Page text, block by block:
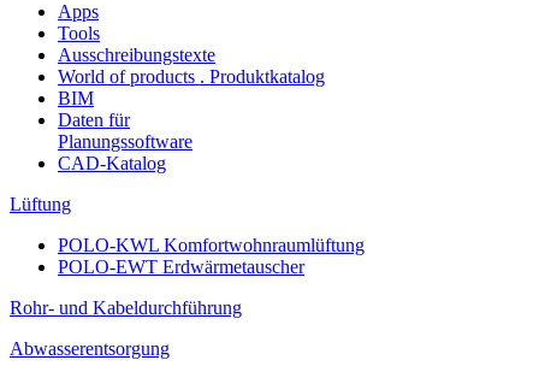
Apps
Tools
Ausschreibungstexte
World of products . Produktkatalog
BIM
Daten für
Planungssoftware
CAD-Katalog
Lüftung
POLO-KWL Komfortwohnraumlüftung
POLO-EWT Erdwärmetauscher
Rohr- und Kabeldurchführung
Abwasserentsorgung